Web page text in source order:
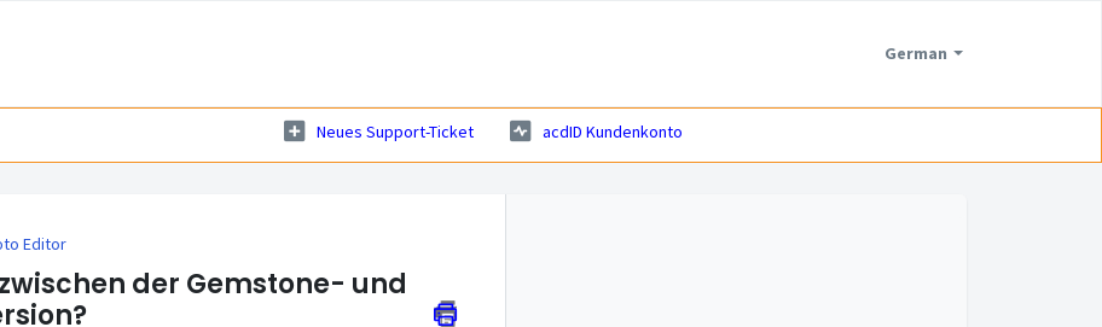
German
Neues Support-Ticket acdID Kundenkonto
Editor
der Gemstone- und